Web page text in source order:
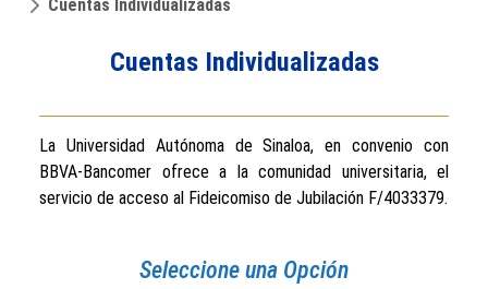
Cuentas Individualizadas
Cuentas Individualizadas
La Universidad Autónoma de Sinaloa, en convenio con
BBVA-Bancomer ofrece a la comunidad universitaria, el
servicio de acceso al Fideicomiso de Jubilación F/4033379.
Seleccione una Opción